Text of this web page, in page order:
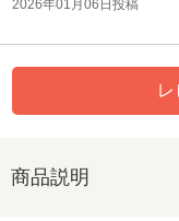
2026年01月06日投稿
商品説明